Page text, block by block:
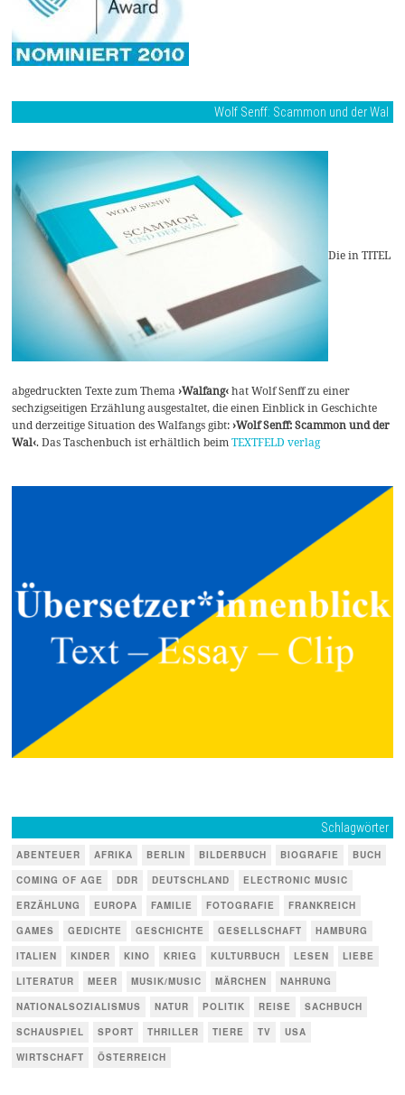
Wolf Senff: Scammon und der Wal
Die in TITEL
abgedruckten Texte zum Thema›Walfang‹hat Wolf Senff zu einer
sechzigseitigen Erzählung ausgestaltet, die einen Einblick in Geschichte
und derzeitige Situation des Walfangs gibt:›Wolf Senff: Scammon und der
Wal‹. Das Taschenbuch ist erhältlich beimTEXTFELD verlag
Schlagwörter
ABENTEUER AFRIKA BERLIN BILDERBUCH BIOGRAFIE
BUCH
COMING OF AGE
DDR DEUTSCHLAND
ELECTRONIC MUSIC
ERZÄHLUNG
EUROPA FAMILIE FOTOGRAFIE
FRANKREICH
GAMES
GEDICHTE GESCHICHTE GESELLSCHAFT
HAMBURG
ITALIEN
KINDER KINO KRIEG KULTURBUCH LESEN
LIEBE
LITERATUR
MEER MUSIK/MUSIC MÄRCHEN
NAHRUNG
NATIONALSOZIALISMUS
NATUR POLITIK REISE
SACHBUCH
SCHAUSPIEL
SPORT THRILLER TIERE TV
USA
WIRTSCHAFT
ÖSTERREICH